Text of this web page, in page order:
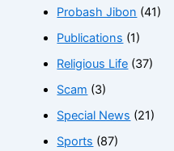
Probash Jibon (41)
Publications (1)
Religious Life (37)
Scam (3)
Special News (21)
Sports (87)